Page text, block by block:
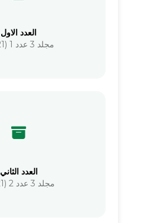
العدد الاول
مجلد 3 عدد 1 (2021)
العدد الثاني
مجلد 3 عدد 2 (2021)